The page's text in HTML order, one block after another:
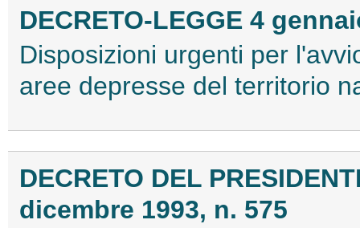
DECRETO-LEGGE 4
Disposizioni urgenti per
aree depresse del territorio
DECRETO DEL
dicembre 1993, n. 575